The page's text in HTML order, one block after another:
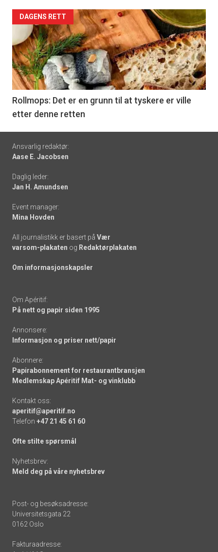
Forsiden
akkurat
nå
-
6
DAGENS RETT
Rollmops: Det er en grunn til at tyskere er ville
etter denne retten
Footer
-
links
Ansvarlig redaktør:
Aase E. Jacobsen
Daglig leder:
Jan H. Amundsen
Event manager:
Mina Hovden
All journalistikk er basert på Vær
varsom-plakaten og Redaktørplakaten
Om informasjonskapsler
Om Apéritif:
På nett og papir siden 1995
Annonsere:
Informasjon og priser nett/papir
Abonnere:
Papirabonnement for restaurantbransjen
Medlemskap Apéritif Mat- og vinklubb
Kontakt oss:
aperitif@aperitif.no
Telefon +47 21 45 61 60
Ofte stilte spørsmål
Nyhetsbrev:
Meld deg på våre nyhetsbrev
Post- og besøksadresse:
Universitetsgata 22
0162 Oslo
Fakturaadresse: